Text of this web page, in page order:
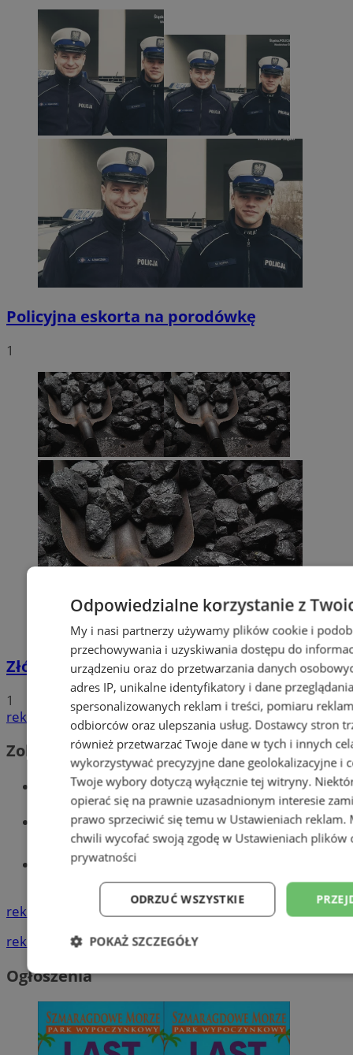
Policyjna eskorta na porodówkę
1
Złóż wniosek o dodatek węglowy
1
reklama
Zobacz również
Wiadomości kryminalne w Wodzisławiu
Wiadomości lokalne
Tworzenie stron www - Wodzisław
reklama
reklama
Ogłoszenia
Odpowiedzialne korzystanie z
My i nasi partnerzy używamy plików cookie i
przechowywania i uzyskiwania dostępu do
urządzeniu oraz do przetwarzania danych
adres IP, unikalne identyfikatory i dane
spersonalizowanych reklam i treści, pomiaru
odbiorców oraz ulepszania usług. Dostawcy stron
również przetwarzać Twoje dane w tych i innych
wykorzystywać precyzyjne dane geolokalizacyjne i
Twoje wybory dotyczą wyłącznie tej witryny.
opierać się na prawnie uzasadnionym interesie
prawo sprzeciwić się temu w Ustawieniach reklam.
chwili wycofać swoją zgodę w Ustawieniach plików
prywatności
ODRZUĆ WSZYSTKIE
POKAŻ SZCZEGÓŁY
Niezbędne Wydajność
Niesklasyfikowane